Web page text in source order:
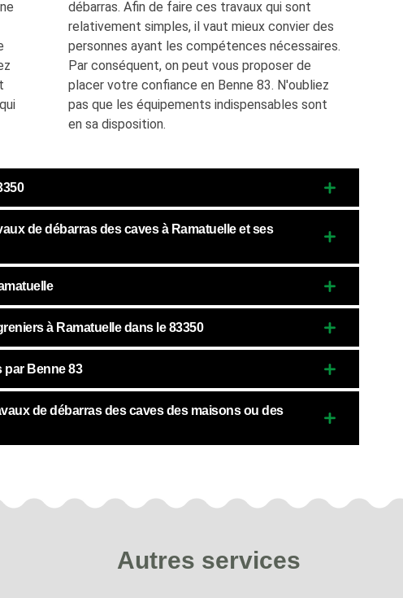
débarras. Afin de faire ces travaux qui sont
relativement simples, il vaut mieux convier des
personnes ayant les compétences nécessaires.
Par conséquent, on peut vous proposer de
placer votre confiance en Benne 83. N'oubliez
pas que les équipements indispensables sont
en sa disposition.
de débarras des caves à Ramatuelle et ses
à Ramatuelle dans le 83350
par Benne 83
de débarras des caves des maisons ou des
Autres services